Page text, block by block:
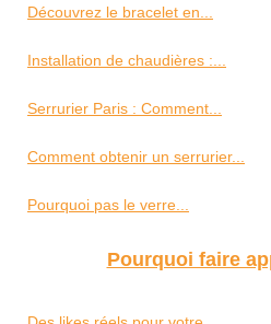
Découvrez le bracelet en...
Installation de chaudières :...
Serrurier Paris : Comment...
Comment obtenir un serrurier...
Pourquoi pas le verre...
Pourquoi faire